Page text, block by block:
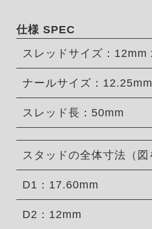
仕様 SPEC
スレッドサイズ：12mm
ナールサイズ：12.25mm
スレッド長：50mm
スタッドの全体寸法（図
D1：17.60mm
D2：12mm